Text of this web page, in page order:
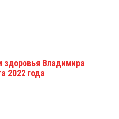
здоровья Владимира
2022 года